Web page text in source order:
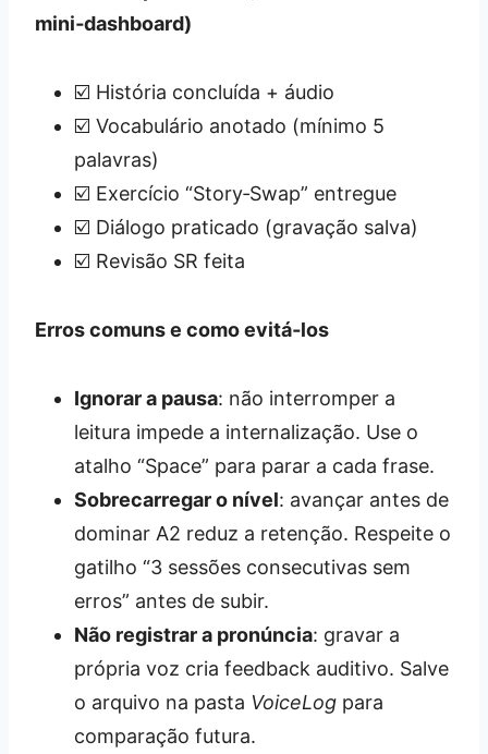
mini‑dashboard)
☑️ História concluída + áudio
☑️ Vocabulário anotado (mínimo 5
palavras)
☑️ Exercício “Story‑Swap” entregue
☑️ Diálogo praticado (gravação salva)
☑️ Revisão SR feita
Erros comuns e como evitá‑los
Ignorar a pausa: não interromper a
leitura impede a internalização. Use o
atalho “Space” para parar a cada frase.
Sobrecarregar o nível: avançar antes de
dominar A2 reduz a retenção. Respeite o
gatilho “3 sessões consecutivas sem
erros” antes de subir.
Não registrar a pronúncia: gravar a
própria voz cria feedback auditivo. Salve
o arquivo na pasta VoiceLog para
comparação futura.